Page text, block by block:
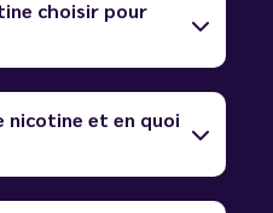
choisir pour
nicotine et en quoi